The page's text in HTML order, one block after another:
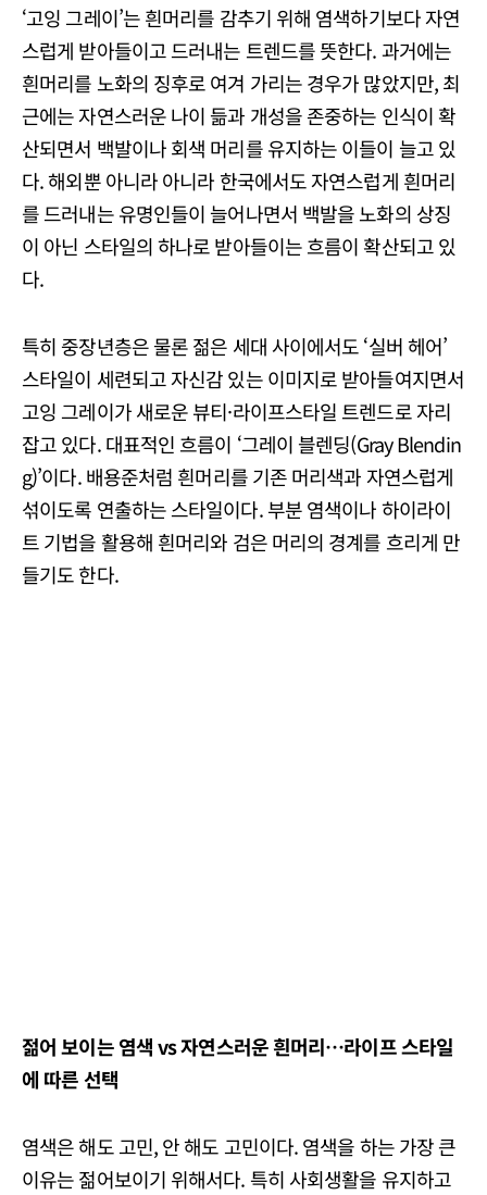
‘고잉 그레이’는 흰머리를 감추기 위해 염색하기보다 자연
스럽게 받아들이고 드러내는 트렌드를 뜻한다. 과거에는
흰머리를 노화의 징후로 여겨 가리는 경우가 많았지만, 최
근에는 자연스러운 나이 듦과 개성을 존중하는 인식이 확
산되면서 백발이나 회색 머리를 유지하는 이들이 늘고 있
다. 해외뿐 아니라 아니라 한국에서도 자연스럽게 흰머리
를 드러내는 유명인들이 늘어나면서 백발을 노화의 상징
이 아닌 스타일의 하나로 받아들이는 흐름이 확산되고 있
다.
특히 중장년층은 물론 젊은 세대 사이에서도 ‘실버 헤어’
스타일이 세련되고 자신감 있는 이미지로 받아들여지면서
고잉 그레이가 새로운 뷰티·라이프스타일 트렌드로 자리
잡고 있다. 대표적인 흐름이 ‘그레이 블렌딩(Gray Blendin
g)’이다. 배용준처럼 흰머리를 기존 머리색과 자연스럽게
섞이도록 연출하는 스타일이다. 부분 염색이나 하이라이
트 기법을 활용해 흰머리와 검은 머리의 경계를 흐리게 만
들기도 한다.
젊어 보이는 염색 vs 자연스러운 흰머리…라이프 스타일
에 따른 선택
염색은 해도 고민, 안 해도 고민이다. 염색을 하는 가장 큰
이유는 젊어보이기 위해서다. 특히 사회생활을 유지하고